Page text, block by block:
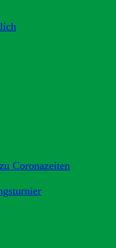
Coronazeiten